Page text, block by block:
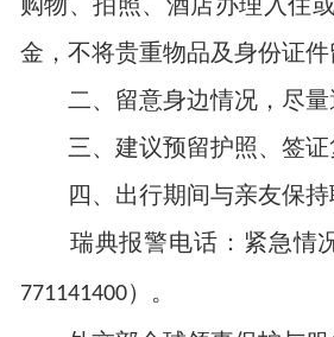
金，不将贵重物品及身份证
二、留意身边情况，尽量
三、建议预留护照、签证
四、出行期间与亲友保持
瑞典报警电话：紧急情
771141400）。